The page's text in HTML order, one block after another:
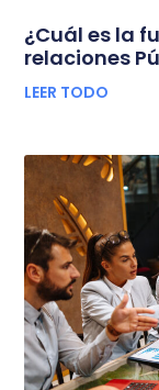
¿Cuál es la
relaciones
LEER TODO